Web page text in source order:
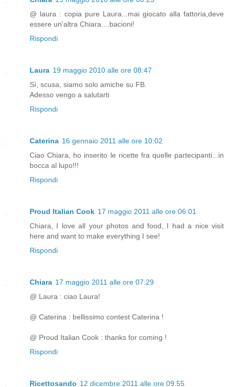
@ laura : copia pure Laura...mai giocato alla fattoria,deve
essere un'altra Chiara....bacioni!
Rispondi
Laura 19 maggio 2010 alle ore 08:47
Sì, scusa, siamo solo amiche su FB.
Adesso vengo a salutarti
Rispondi
Caterina 16 gennaio 2011 alle ore 10:02
Ciao Chiara, ho inserito le ricette fra quelle partecipanti...in
bocca al lupo!!!
Rispondi
Proud Italian Cook 17 maggio 2011 alle ore 06:01
Chiara, I love all your photos and food, I had a nice visit
here and want to make everything I see!
Rispondi
Chiara 17 maggio 2011 alle ore 07:29
@ Laura : ciao Laura!
@ Caterina : bellissimo contest Caterina !
@ Proud Italian Cook : thanks for coming !
Rispondi
Ricettosando 12 dicembre 2011 alle ore 09:55